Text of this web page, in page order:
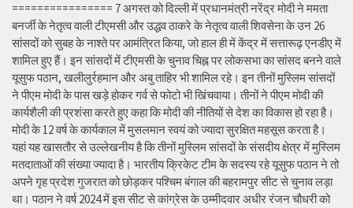
================ 7 अगस्त को दिल्ली में प्रधानमंत्री नरेंद्र मोदी ने ममता
बनर्जी के नेतृत्व वाली टीएमसी और उद्धव ठाकरे के नेतृत्व वाली शिवसेना के उन 26
सांसदों को सुबह के नाश्ते पर आमंत्रित किया, जो हाल ही में केंद्र में सत्तारूढ़ एनडीए में
शामिल हुए हैं। इन सांसदों में टीएमसी के चुनाव चिह्न पर लोकसभा का सांसद बनने वाले
यूसुफ पठान, खलीलुर्रहमान और अबु ताहिर भी शामिल रहे। इन तीनों मुस्लिम सांसदों
ने पीएम मोदी के पास खड़े होकर गर्व से फोटो भी खिंचवाया। तीनों ने पीएम मोदी की
कार्यशैली की प्रशंसा करते हुए कहा कि मोदी की नीतियों से देश का विकास हो रहा है।
मोदी के 12 वर्ष के कार्यकाल में मुसलमान स्वयं को ज्यादा सुरक्षित महसूस करता है।
यहां यह खासतौर से उल्लेखनीय है कि तीनों मुस्लिम सांसदों के संसदीय क्षेत्र में मुस्लिम
मतदाताओं की संख्या ज्यादा है। भारतीय क्रिकेट टीम के सदस्य रहे यूसुफ पठान ने तो
अपने गृह प्रदेश गुजरात को छोड़कर पश्चिम बंगाल की बहरामपुर सीट से चुनाव लड़ा
था। पठान ने वर्ष 2024 में इस सीट से कांग्रेस के उम्मीदवार अधीर रंजन चौधरी को